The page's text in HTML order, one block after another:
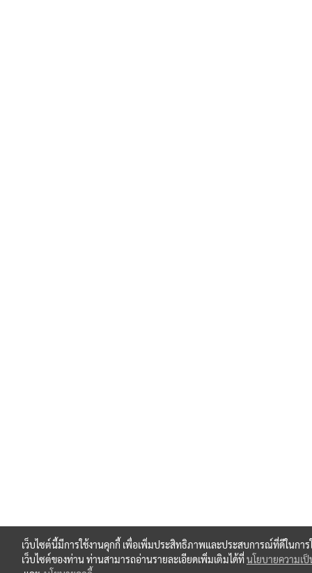
เว็บไซต์นี้มีการใช้งานคุกกี้ เพื่อเพิ่มประสิทธิภาพและประสบการณ์ที่ดีในการ
เว็บไซต์ของท่าน ท่านสามารถอ่านรายละเอียดเพิ่มเติมได้ที่นโยบายความเ